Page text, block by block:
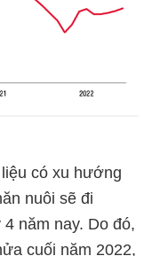
có xu hướng
nuôi sẽ đi
năm nay. Do đó,
cuối năm 2022,